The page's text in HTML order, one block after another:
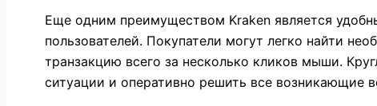
Еще одним преимуществом Kraken является
пользователей. Покупатели могут легко найти
транзакцию всего за несколько кликов мыши.
ситуации и оперативно решить все возникающие